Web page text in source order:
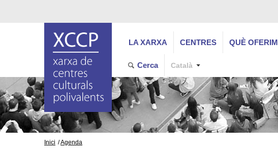
LA XARXA CENTRES QUÈ OFERIM
Cerca Català
Inici Agenda